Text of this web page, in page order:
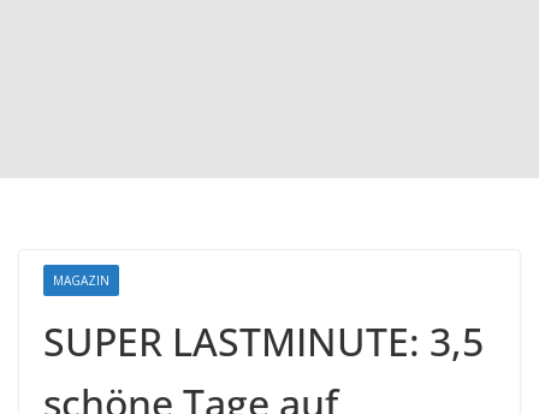
MAGAZIN
SUPER LASTMINUTE: 3,5
schöne Tage auf